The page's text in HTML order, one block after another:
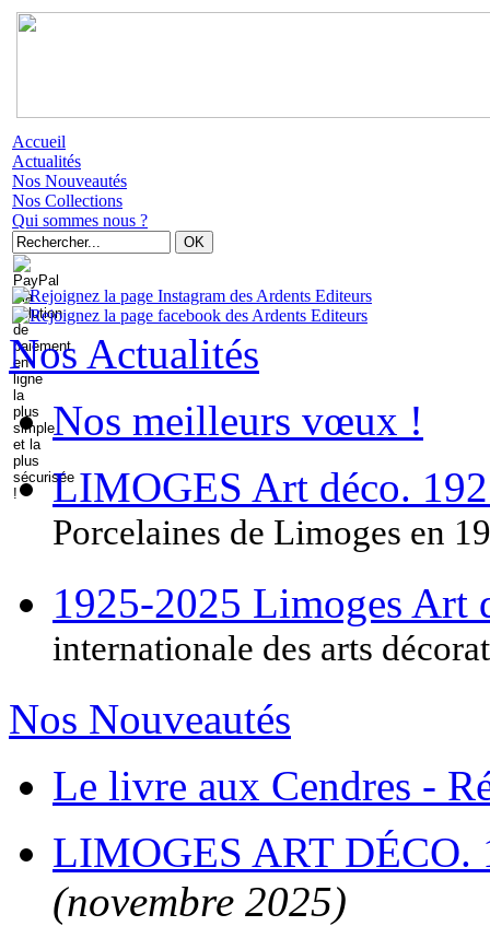
Accueil
Actualités
Nos Nouveautés
Nos Collections
Qui sommes nous ?
Nos Actualités
Nos meilleurs vœux !
LIMOGES Art déco.
Porcelaines de Limoges en
1925-2025 Limoges Art
internationale des arts
Nos Nouveautés
Le livre aux Cendres -
LIMOGES ART
(novembre 2025)